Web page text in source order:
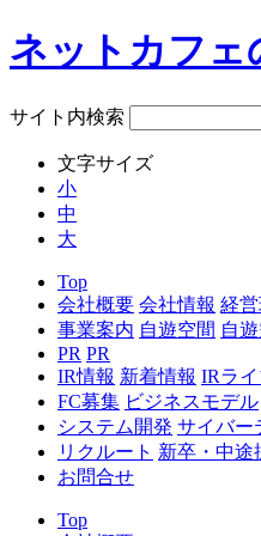
ネットカフェ
サイト内検索
文字サイズ
小
中
大
Top
会社概要 会社情報 経
事業案内 自遊空間 自
PR PR
IR情報 新着情報 IRラ
FC募集 ビジネスモデル
システム開発 サイバー
リクルート 新卒・中途
お問合せ
Top